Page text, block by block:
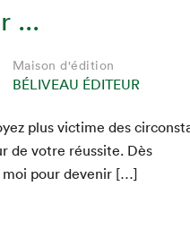
...
Maison d'édition
BÉLIVEAU ÉDITEUR
plus vic­time des
de votre réus­site. Dès
moi pour devenir […]